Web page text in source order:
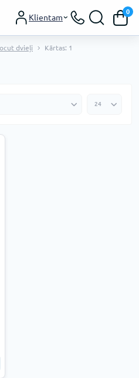
Klientam
0
dvieļi Kārtas: 1